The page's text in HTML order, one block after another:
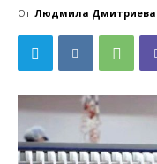
От Людмила Дмитриева